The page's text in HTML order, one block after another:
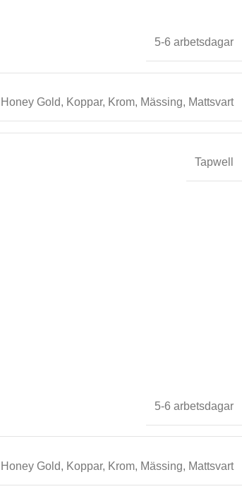
5-6 arbetsdagar
Honey Gold, Koppar, Krom, Mässing, Mattsvart
Tapwell
5-6 arbetsdagar
Honey Gold, Koppar, Krom, Mässing, Mattsvart